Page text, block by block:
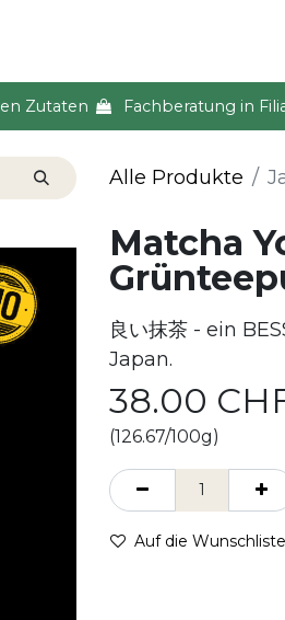
Zutaten Fachberatung in
Alle Produkte
Matcha
良い抹茶 - ein
Japan.
38.00
(126.67/100g)
Auf die Wunschliste